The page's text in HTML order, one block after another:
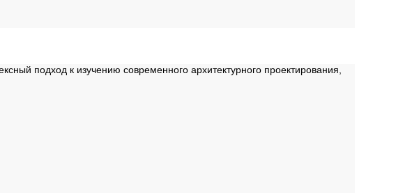
подход к изучению современного архитектурного проектирования,